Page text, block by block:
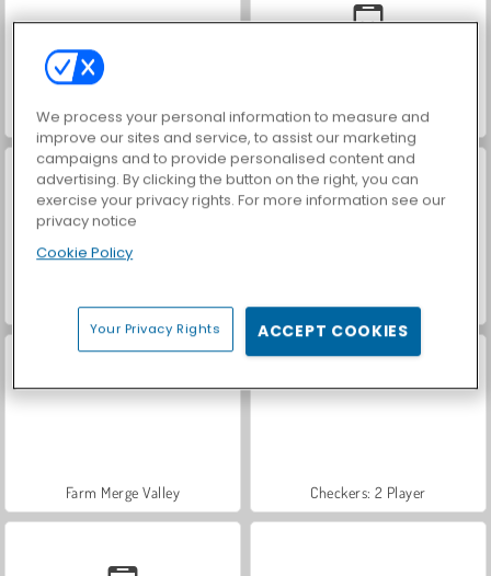
World War 2 Shooter Car Parking City Duel
ASMR Makeover & Makeup Studio Casino World
Farm Merge Valley Checkers: 2 Player
We process your personal information to measure and
improve our sites and service, to assist our marketing
campaigns and to provide personalised content and
advertising. By clicking the button on the right, you can
exercise your privacy rights. For more information see our
privacy notice
Cookie Policy
Your Privacy Rights ACCEPT COOKIES